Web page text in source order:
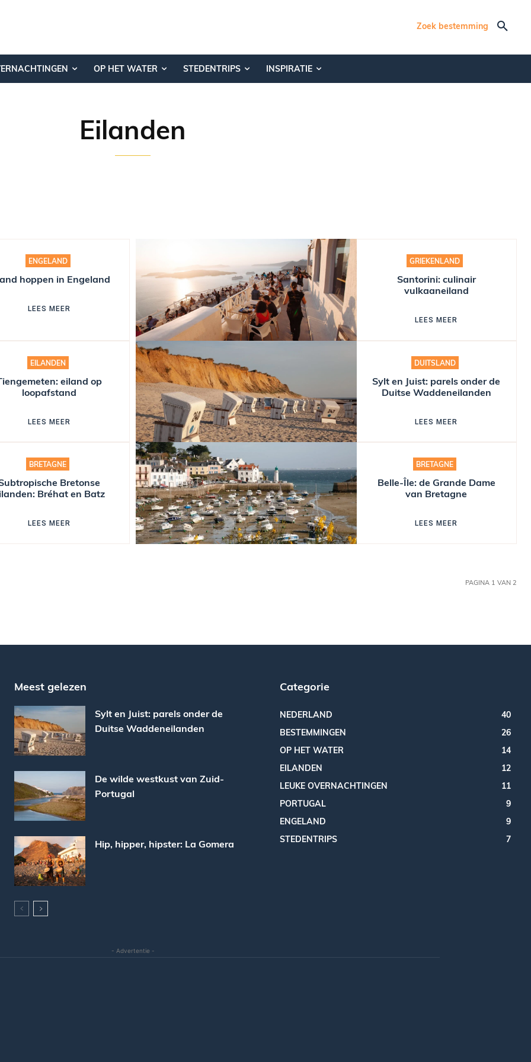
Zoek bestemming
OP HET WATER STEDENTRIPS INSPIRATIE
Eilanden
ENGELAND
hoppen in Engeland
LEES MEER
GRIEKENLAND
Santorini: culinair
vulkaaneiland
LEES MEER
EILANDEN
eiland op
loopafstand
LEES MEER
DUITSLAND
Sylt en Juist: parels onder de
Duitse Waddeneilanden
LEES MEER
BRETAGNE
Bretonse
Bréhat en Batz
LEES MEER
BRETAGNE
Belle-Île: de Grande Dame
van Bretagne
LEES MEER
PAGINA 1 VAN 2
Meest gelezen
Sylt en Juist: parels onder de
Duitse Waddeneilanden
De wilde westkust van Zuid-
Portugal
Hip, hipper, hipster: La Gomera
Categorie
NEDERLAND
40
BESTEMMINGEN
26
OP HET WATER
14
EILANDEN
12
LEUKE OVERNACHTINGEN
11
PORTUGAL
9
ENGELAND
9
STEDENTRIPS
7
- Advertentie -